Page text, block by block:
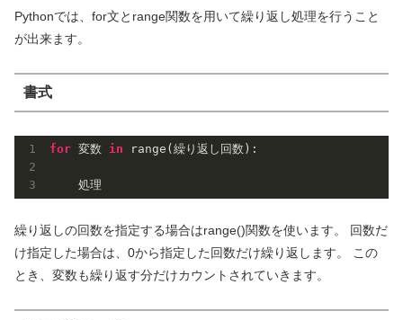
Pythonでは、for文とrange関数を用いて繰り返し処理を行うこと
が出来ます。
書式
for 変数 in range(繰り返し回数):
    処理
繰り返しの回数を指定する場合はrange()関数を使います。 回数だ
け指定した場合は、0から指定した回数だけ繰り返します。 この
とき、変数も繰り返す分だけカウントされていきます。